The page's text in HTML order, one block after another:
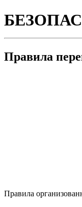
Правила
Правила